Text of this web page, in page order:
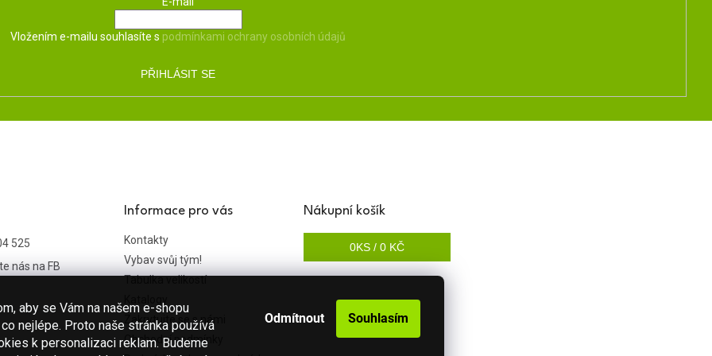
aby se Vám na našem e-shopu
nejlépe. Proto naše stránka používá
k personalizaci reklam. Budeme
Odmítnout Souhlasím
Vložením e-mailu souhlasíte s podmínkami ochrany osobních údajů
PŘIHLÁSIT SE
525
nás na FB
Informace pro vás
Kontakty
Vybav svůj tým!
Tabulka velikostí
Katalogy
Zakrytujte se s námi
Obchodní podmínky
Nákupní košík
0KS / 0 KČ